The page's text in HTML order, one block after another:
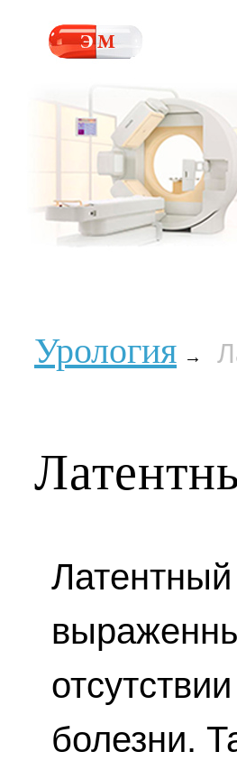
Урология →
болезни.